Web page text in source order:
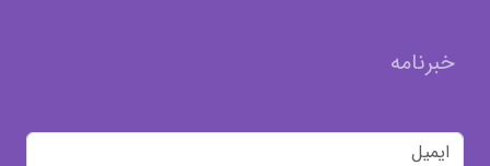
خبرنامه